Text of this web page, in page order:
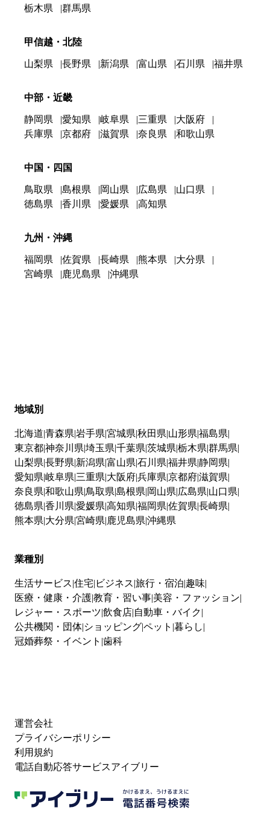
栃木県
群馬県
甲信越・北陸
山梨県 長野県 新潟県 富山県 石川県 福井県
中部・近畿
静岡県 愛知県 岐阜県 三重県
大阪府
兵庫県
京都府 滋賀県 奈良県 和歌山県
中国・四国
鳥取県 島根県 岡山県 広島県
山口県
徳島県
香川県 愛媛県 高知県
九州・沖縄
福岡県 佐賀県 長崎県 熊本県
大分県
宮崎県
鹿児島県 沖縄県
地域別
北海道 青森県 岩手県 宮城県 秋田県 山形県 福島県
東京都神奈川県 埼玉県 千葉県 茨城県 栃木県 群馬県
山梨県 長野県 新潟県 富山県 石川県 福井県 静岡県
愛知県 岐阜県 三重県 大阪府兵庫県 京都府滋賀県
奈良県 和歌山県 鳥取県 島根県 岡山県 広島県 山口県
徳島県 香川県 愛媛県 高知県 福岡県 佐賀県 長崎県
熊本県 大分県 宮崎県 鹿児島県 沖縄県
業種別
生活サービス 住宅 ビジネス 旅行・宿泊 趣味
医療・健康・介護教育・習い事 美容・ファッション
レジャー・スポーツ 飲食店 自動車・バイク
公共機関・団体 ショッピングペット 暮らし
冠婚葬祭・イベント 歯科
運営会社
プライバシーポリシー
利用規約
電話自動応答サービスアイブリー